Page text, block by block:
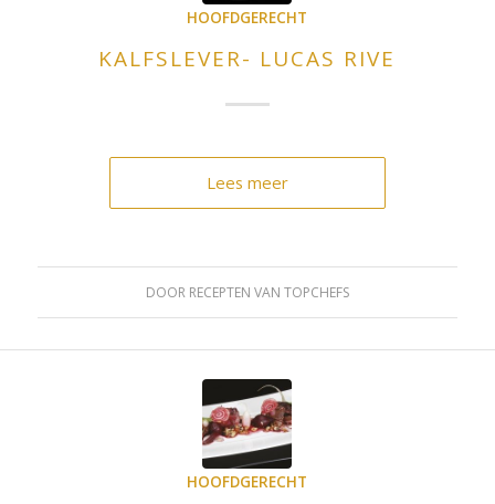
HOOFDGERECHT
KALFSLEVER- LUCAS RIVE
Lees meer
DOOR RECEPTEN VAN TOPCHEFS
HOOFDGERECHT